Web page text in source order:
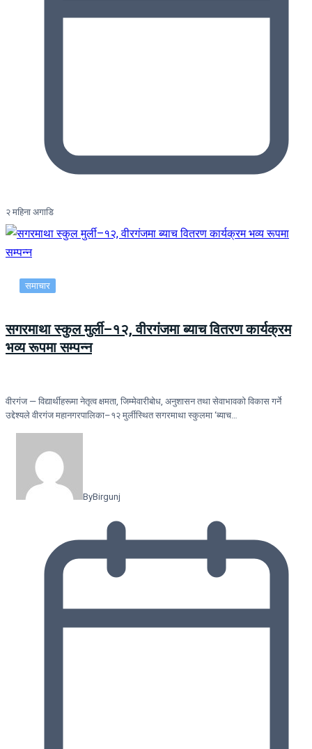
२ महिना अगाडि
समाचार
सगरमाथा स्कुल मुर्ली–१२, वीरगंजमा ब्याच वितरण कार्यक्रम
भव्य रूपमा सम्पन्न
वीरगंज — विद्यार्थीहरूमा नेतृत्व क्षमता, जिम्मेवारीबोध, अनुशासन तथा सेवाभावको विकास गर्ने
उद्देश्यले वीरगंज महानगरपालिका–१२ मुर्लीस्थित सगरमाथा स्कुलमा ‘ब्याच…
ByBirgunj